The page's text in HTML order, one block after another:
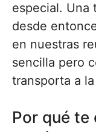
especial. Una
desde
en nuestras
sencilla pero
transporta a
Por qué te